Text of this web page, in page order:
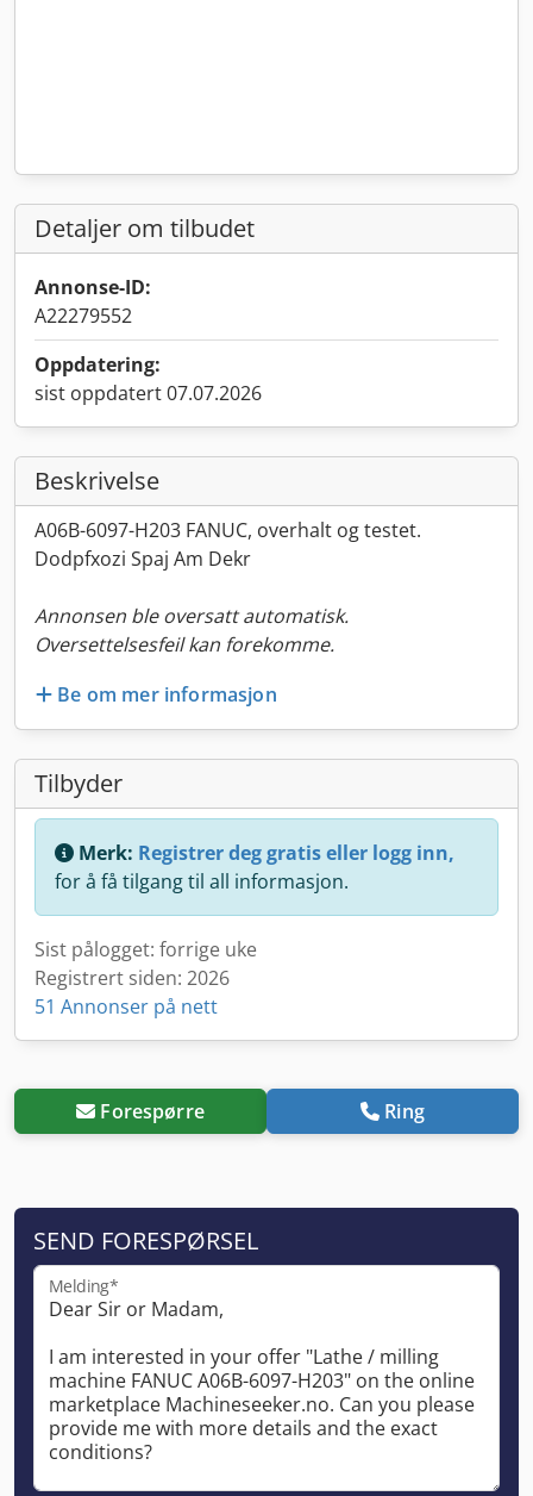
Detaljer om tilbudet
Annonse-ID:
A22279552
Oppdatering:
sist oppdatert 07.07.2026
Beskrivelse
A06B-6097-H203 FANUC, overhalt og testet.
Dodpfxozi Spaj Am Dekr
Annonsen ble oversatt automatisk.
Oversettelsesfeil kan forekomme.
Be om mer informasjon
Tilbyder
Merk: Registrer deg gratis eller logg inn,
for å få tilgang til all informasjon.
Sist pålogget: forrige uke
Registrert siden: 2026
51 Annonser på nett
Forespørre Ring
SEND FORESPØRSEL
Melding*